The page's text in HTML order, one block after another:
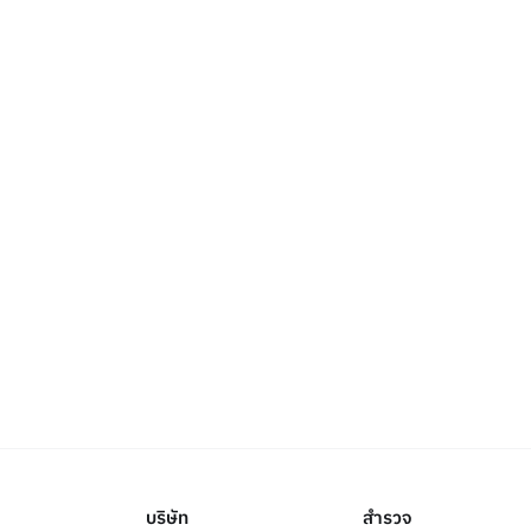
บริษัท สำรวจ